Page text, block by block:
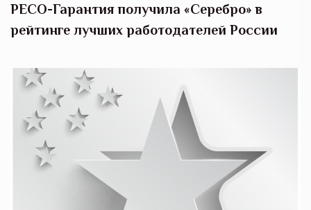
РЕСО-Гарантия получила «Серебро» в
рейтинге лучших работодателей России